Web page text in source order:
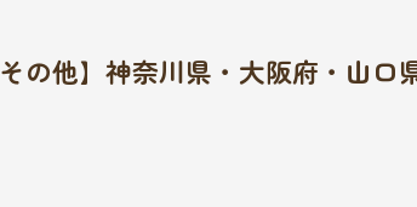
その他】神奈川県・大阪府・山口